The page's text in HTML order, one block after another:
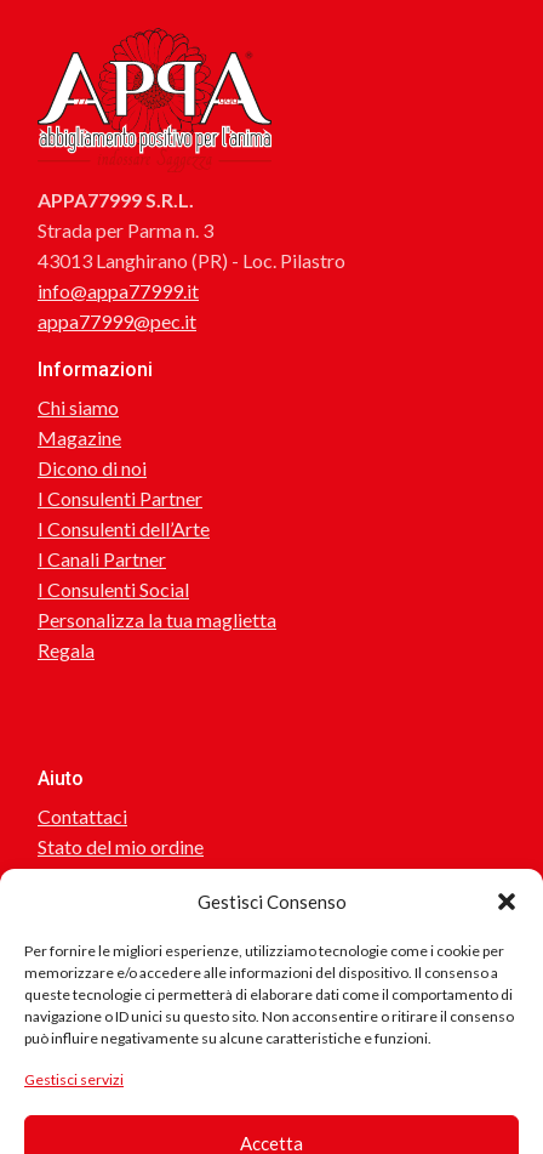
Gestisci Consenso
Per fornire le migliori esperienze, utilizziamo tecnologie come i cookie per
memorizzare e/o accedere alle informazioni del dispositivo. Il consenso a
queste tecnologie ci permetterà di elaborare dati come il comportamento di
navigazione o ID unici su questo sito. Non acconsentire o ritirare il consenso
può influire negativamente su alcune caratteristiche e funzioni.
Gestisci servizi
Accetta
APPA77999 S.R.L.
Strada per Parma n. 3
43013 Langhirano (PR) - Loc. Pilastro
info@appa77999.it
appa77999@pec.it
Informazioni
Chi siamo
Magazine
Dicono di noi
I Consulenti Partner
I Consulenti dell’Arte
I Canali Partner
I Consulenti Social
Personalizza la tua maglietta
Regala
Aiuto
Contattaci
Stato del mio ordine
Sei interessato a collaborare o suggerirci idee? scrivici!
Se riscontri problemi nel sito, errore nei testi, collegamenti